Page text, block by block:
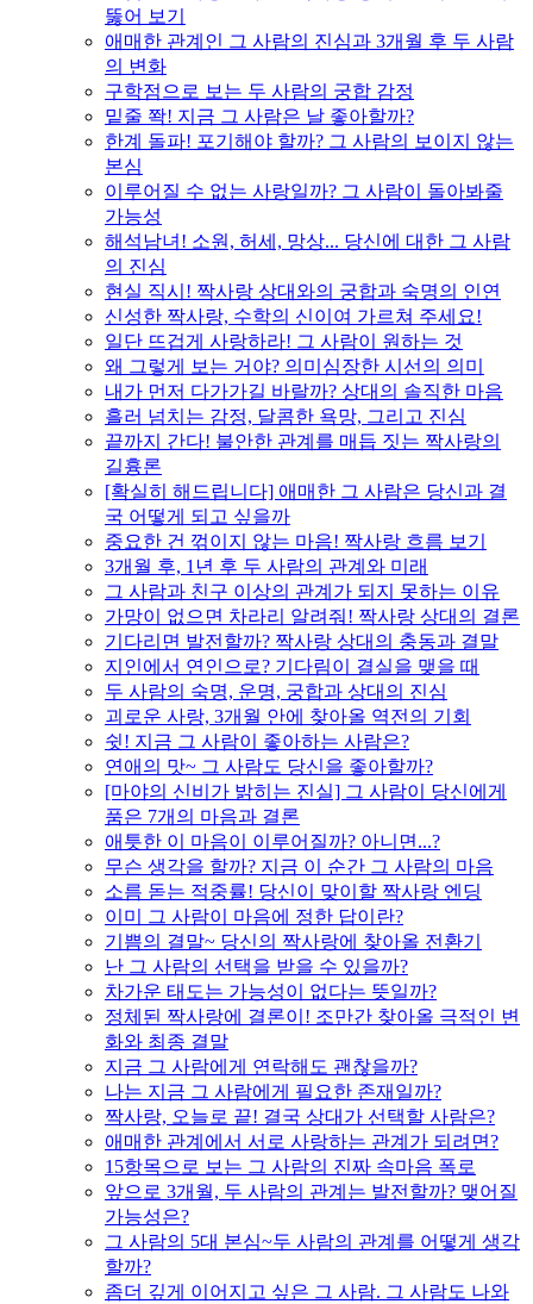
뚫어 보기
애매한 관계인 그 사람의 진심과 3개월 후 두 사람
의 변화
구학점으로 보는 두 사람의 궁합 감정
밑줄 쫙! 지금 그 사람은 날 좋아할까?
한계 돌파! 포기해야 할까? 그 사람의 보이지 않는
본심
이루어질 수 없는 사랑일까? 그 사람이 돌아봐줄
가능성
해석남녀! 소원, 허세, 망상... 당신에 대한 그 사람
의 진심
현실 직시! 짝사랑 상대와의 궁합과 숙명의 인연
신성한 짝사랑, 수학의 신이여 가르쳐 주세요!
일단 뜨겁게 사랑하라! 그 사람이 원하는 것
왜 그렇게 보는 거야? 의미심장한 시선의 의미
내가 먼저 다가가길 바랄까? 상대의 솔직한 마음
흘러 넘치는 감정, 달콤한 욕망, 그리고 진심
끝까지 간다! 불안한 관계를 매듭 짓는 짝사랑의
길흉론
[확실히 해드립니다] 애매한 그 사람은 당신과 결
국 어떻게 되고 싶을까
중요한 건 꺾이지 않는 마음! 짝사랑 흐름 보기
3개월 후, 1년 후 두 사람의 관계와 미래
그 사람과 친구 이상의 관계가 되지 못하는 이유
가망이 없으면 차라리 알려줘! 짝사랑 상대의 결론
기다리면 발전할까? 짝사랑 상대의 충동과 결말
지인에서 연인으로? 기다림이 결실을 맺을 때
두 사람의 숙명, 운명, 궁합과 상대의 진심
괴로운 사랑, 3개월 안에 찾아올 역전의 기회
쉿! 지금 그 사람이 좋아하는 사람은?
연애의 맛~ 그 사람도 당신을 좋아할까?
[마야의 신비가 밝히는 진실] 그 사람이 당신에게
품은 7개의 마음과 결론
애틋한 이 마음이 이루어질까? 아니면...?
무슨 생각을 할까? 지금 이 순간 그 사람의 마음
소름 돋는 적중률! 당신이 맞이할 짝사랑 엔딩
이미 그 사람이 마음에 정한 답이란?
기쁨의 결말~ 당신의 짝사랑에 찾아올 전환기
난 그 사람의 선택을 받을 수 있을까?
차가운 태도는 가능성이 없다는 뜻일까?
정체된 짝사랑에 결론이! 조만간 찾아올 극적인 변
화와 최종 결말
지금 그 사람에게 연락해도 괜찮을까?
나는 지금 그 사람에게 필요한 존재일까?
짝사랑, 오늘로 끝! 결국 상대가 선택할 사람은?
애매한 관계에서 서로 사랑하는 관계가 되려면?
15항목으로 보는 그 사람의 진짜 속마음 폭로
앞으로 3개월, 두 사람의 관계는 발전할까? 맺어질
가능성은?
그 사람의 5대 본심~두 사람의 관계를 어떻게 생각
할까?
좀더 깊게 이어지고 싶은 그 사람. 그 사람도 나와